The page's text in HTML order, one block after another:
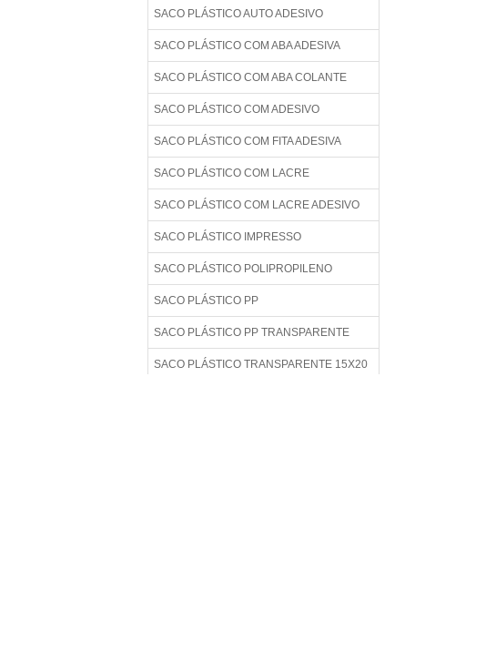
SACO PLÁSTICO AUTO ADESIVO
SACO PLÁSTICO COM ABA ADESIVA
SACO PLÁSTICO COM ABA COLANTE
SACO PLÁSTICO COM ADESIVO
SACO PLÁSTICO COM FITA ADESIVA
SACO PLÁSTICO COM LACRE
SACO PLÁSTICO COM LACRE ADESIVO
SACO PLÁSTICO IMPRESSO
SACO PLÁSTICO POLIPROPILENO
SACO PLÁSTICO PP
SACO PLÁSTICO PP TRANSPARENTE
SACO PLÁSTICO TRANSPARENTE 15X20